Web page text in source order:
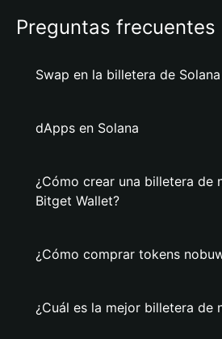
Preguntas frecuentes
Swap en la billetera de Solana
dApps en Solana
¿Cómo crear una billetera de
Bitget Wallet?
¿Cómo comprar tokens
¿Cuál es la mejor billetera de